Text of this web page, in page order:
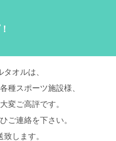
オルは、
種スポーツ施設様、
変ご高評です。
ご連絡を下さい。
します。